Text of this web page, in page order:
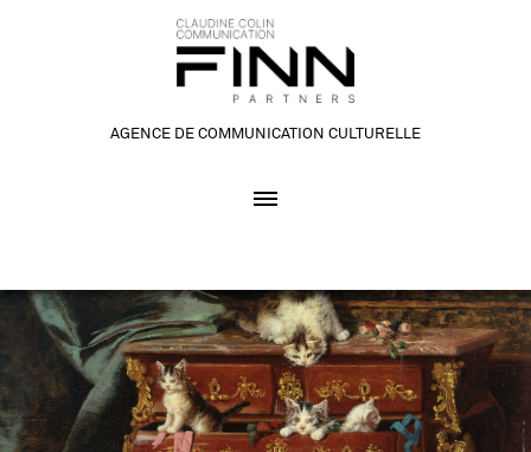
AGENCE DE COMMUNICATION CULTURELLE